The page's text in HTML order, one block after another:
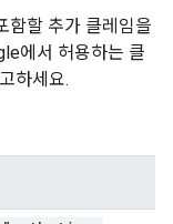
함할 추가 클레임을
에서 허용하는 클
하세요.